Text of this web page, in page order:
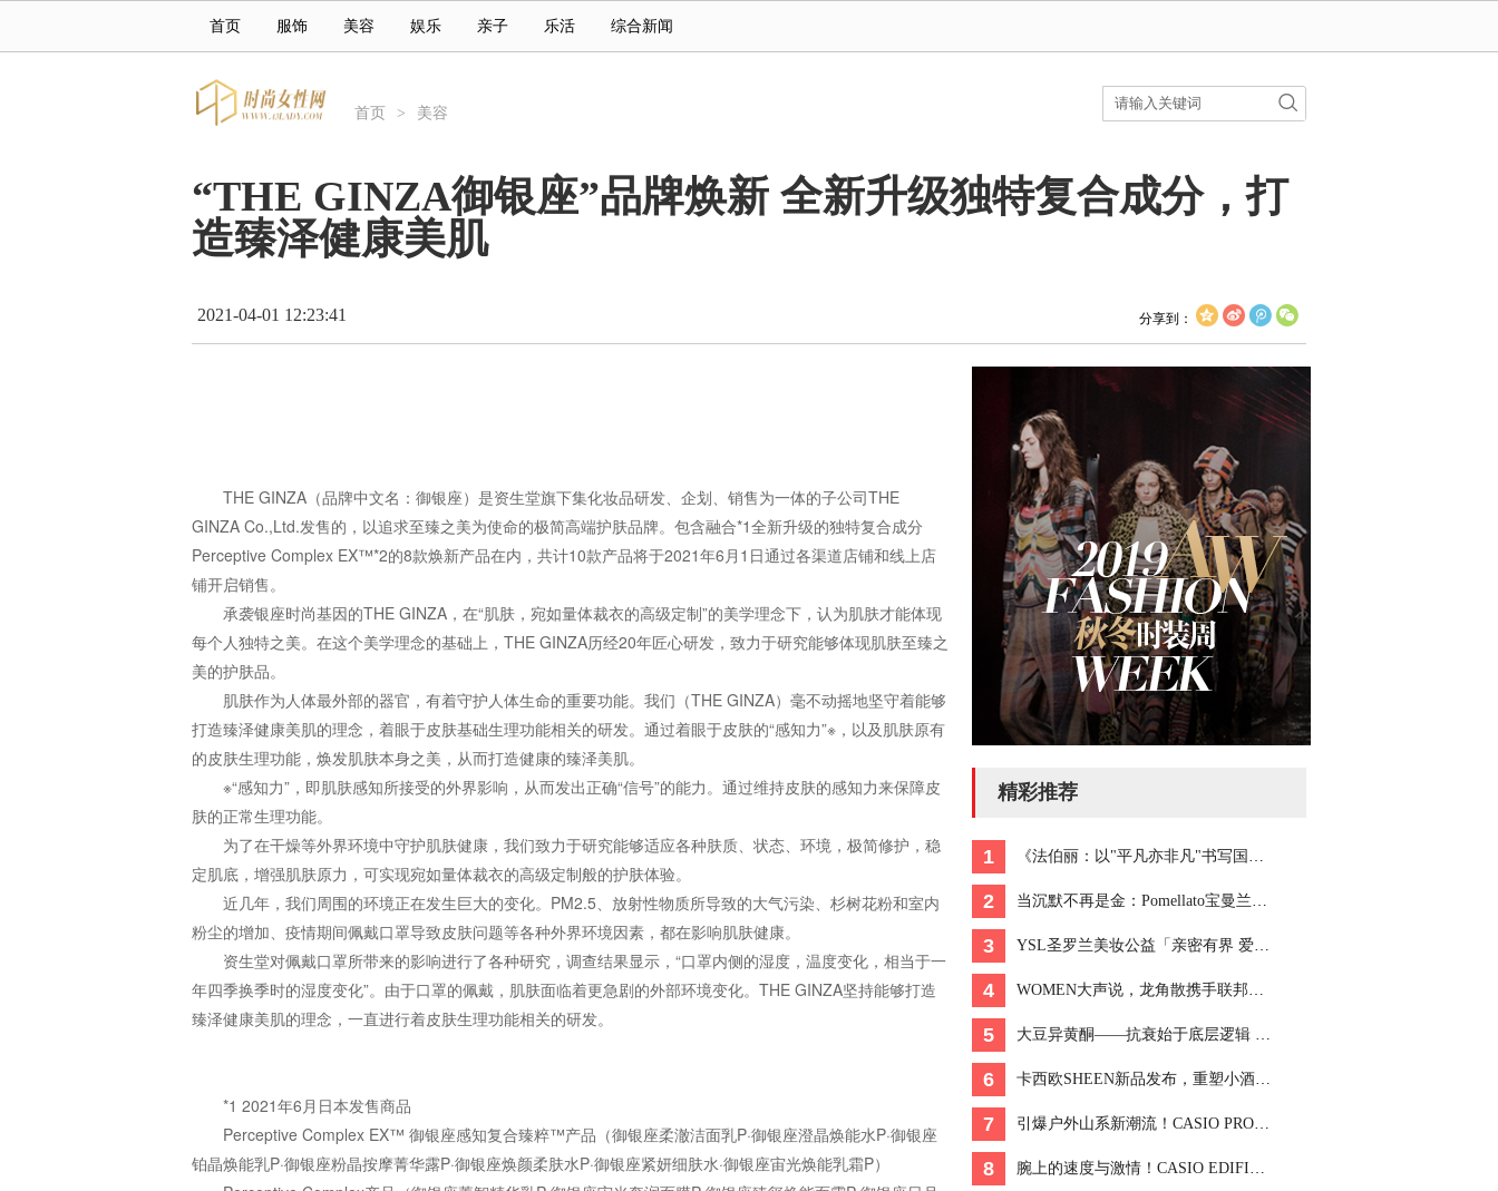
首页 服饰 美容 娱乐 亲子 乐活 综合新闻
首页 > 美容
“THE GINZA御银座”品牌焕新 全新升级独特复合成分，打
造臻泽健康美肌
2021-04-01 12:23:41 分享到：
THE GINZA（品牌中文名：御银座）是资生堂旗下集化妆品研发、企划、销售为一体的子公司THE
GINZA Co.,Ltd.发售的，以追求至臻之美为使命的极简高端护肤品牌。包含融合*1全新升级的独特复合成分
Perceptive Complex EX™*2的8款焕新产品在内，共计10款产品将于2021年6月1日通过各渠道店铺和线上店
铺开启销售。
承袭银座时尚基因的THE GINZA，在“肌肤，宛如量体裁衣的高级定制”的美学理念下，认为肌肤才能体现
每个人独特之美。在这个美学理念的基础上，THE GINZA历经20年匠心研发，致力于研究能够体现肌肤至臻之
美的护肤品。
肌肤作为人体最外部的器官，有着守护人体生命的重要功能。我们（THE GINZA）毫不动摇地坚守着能够
打造臻泽健康美肌的理念，着眼于皮肤基础生理功能相关的研发。通过着眼于皮肤的“感知力”※，以及肌肤原有
的皮肤生理功能，焕发肌肤本身之美，从而打造健康的臻泽美肌。
※“感知力”，即肌肤感知所接受的外界影响，从而发出正确“信号”的能力。通过维持皮肤的感知力来保障皮
肤的正常生理功能。
为了在干燥等外界环境中守护肌肤健康，我们致力于研究能够适应各种肤质、状态、环境，极简修护，稳
定肌底，增强肌肤原力，可实现宛如量体裁衣的高级定制般的护肤体验。
近几年，我们周围的环境正在发生巨大的变化。PM2.5、放射性物质所导致的大气污染、杉树花粉和室内
粉尘的增加、疫情期间佩戴口罩导致皮肤问题等各种外界环境因素，都在影响肌肤健康。
资生堂对佩戴口罩所带来的影响进行了各种研究，调查结果显示，“口罩内侧的湿度，温度变化，相当于一
年四季换季时的湿度变化”。由于口罩的佩戴，肌肤面临着更急剧的外部环境变化。THE GINZA坚持能够打造
臻泽健康美肌的理念，一直进行着皮肤生理功能相关的研发。
*1 2021年6月日本发售商品
Perceptive Complex EX™ 御银座感知复合臻粹™产品（御银座柔澈洁面乳P·御银座澄晶焕能水P·御银座
铂晶焕能乳P·御银座粉晶按摩菁华露P·御银座焕颜柔肤水P·御银座紧妍细肤水·御银座宙光焕能乳霜P）
精彩推荐
1 《法伯丽：以"平凡亦非凡"书写国货美妆进化论》
2 当沉默不再是金：Pomellato宝曼兰朵携手全球力量， 共同保护女性权益
3 YSL圣罗兰美妆公益「亲密有界 爱无界」全球发布全新微电影
4 WOMEN大声说，龙角散携手联邦走马助力女性自在发声
5 大豆异黄酮——抗衰始于底层逻辑 Fopiz大豆异黄酮的抗衰金字塔
6 卡西欧SHEEN新品发布，重塑小酒桶经典设计！
7 引爆户外山系新潮流！CASIO PRO TREK x White Mountaineering 联名腕表震撼发布！
8 腕上的速度与激情！CASIO EDIFICE | HONDA HRC全新联名发布！